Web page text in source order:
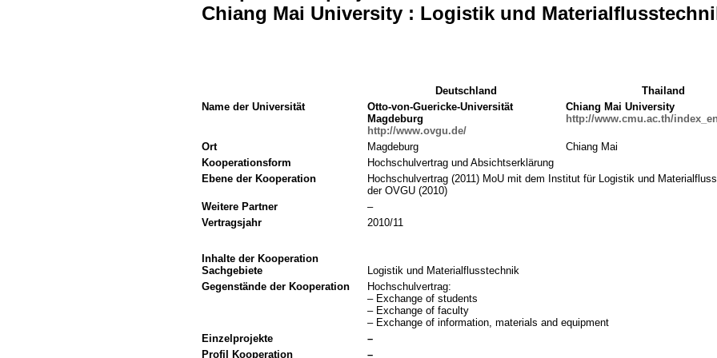
Chiang Mai University : Logistik und
Deutschland
Thailand
Name der Universität
Otto-von-Guericke-Universität
Magdeburg
http://www.ovgu.de/
Chiang Mai University
http://www.cmu.ac.th/
Ort Magdeburg
Chiang Mai
Kooperationsform
Hochschulvertrag und Absichtserklärung
Ebene der Kooperation
Hochschulvertrag (2011) MoU mit dem Institut für Logistik und
der OVGU (2010)
Weitere Partner
–
Vertragsjahr
2010/11
Inhalte der Kooperation
Sachgebiete
Logistik und Materialflusstechnik
Gegenstände der Kooperation
Hochschulvertrag:
– Exchange of students
– Exchange of faculty
– Exchange of information, materials and equipment
Einzelprojekte
–
Profil Kooperation
–